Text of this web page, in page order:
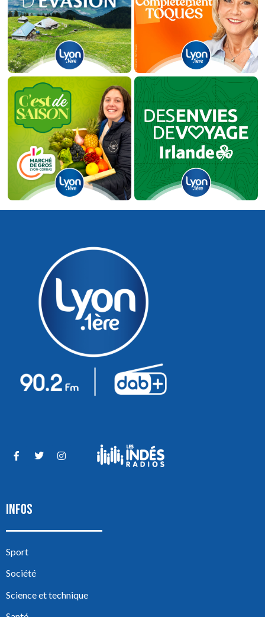
INFOS
Sport
Société
Science et technique